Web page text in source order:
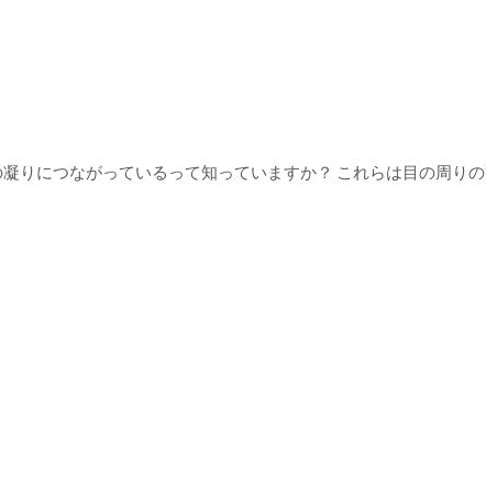
りにつながっているって知っていますか？ これらは目の周り